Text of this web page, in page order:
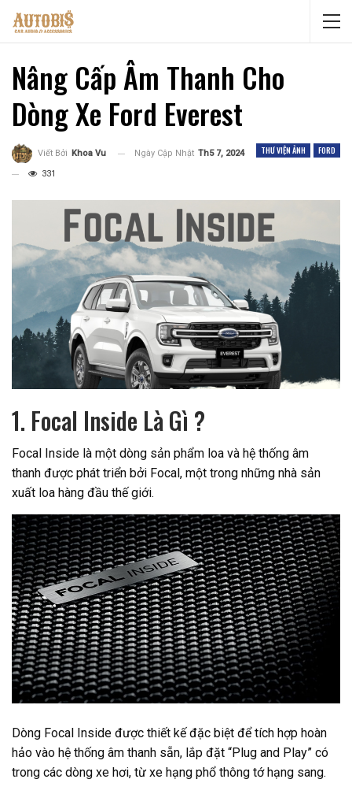
Nâng Cấp Âm Thanh Cho
Dòng Xe Ford Everest
THƯ VIỆN ẢNH FORD
Viết Bởi Khoa Vu Ngày Cập Nhật Th5 7, 2024
331
1. Focal Inside Là Gì ?
Focal Inside là một dòng sản phẩm loa và hệ thống âm
thanh được phát triển bởi Focal, một trong những nhà sản
xuất loa hàng đầu thế giới.
Dòng Focal Inside được thiết kế đặc biệt để tích hợp hoàn
hảo vào hệ thống âm thanh sẵn, lắp đặt “Plug and Play” có
trong các dòng xe hơi, từ xe hạng phổ thông tớ hạng sang.